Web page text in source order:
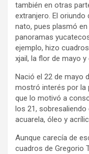
también en otras
extranjero. El
nato, pues plasmó
panoramas
ejemplo, hizo
xjail, la flor de mayo
Nació el 22 de mayo
mostró interés por la
que lo motivó a
los 21,
acuarela, óleo y
Aunque carecía de
cuadros de Gregorio